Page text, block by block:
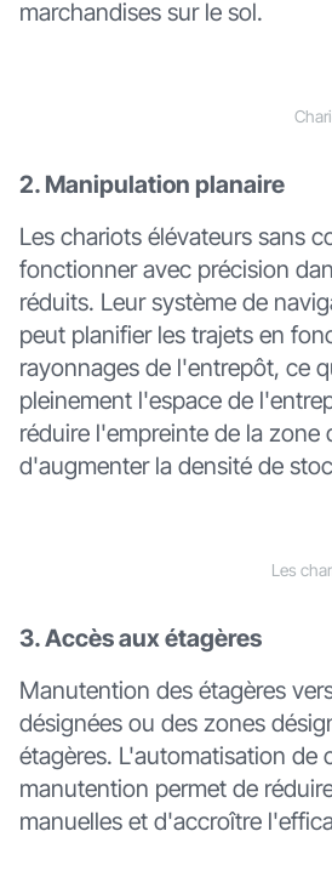
marchandises sur le sol.
2. Manipulation planaire
Les chariots élévateurs sans
fonctionner avec précision
réduits. Leur système de
peut planifier les trajets en
rayonnages de l'entrepôt, ce
pleinement l'espace de
réduire l'empreinte de la zone
d'augmenter la densité de
Les
3. Accès aux étagères
Manutention des étagères
désignées ou des zones
étagères. L'automatisation de
manutention permet de
manuelles et d'accroître